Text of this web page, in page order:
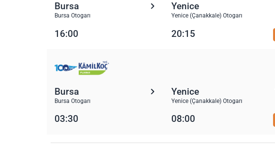
Bursa
Bursa Otogarı
Yenice
Yenice (Çanakkale) Otogarı
16:00 20:15
Bursa
Bursa Otogarı
Yenice
Yenice (Çanakkale) Otogarı
03:30 08:00